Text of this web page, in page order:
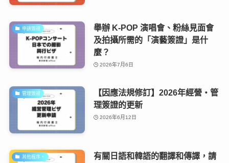
申請簽證
舉辦 K-POP 演唱會、粉絲見面會
及拍攝所需的「演藝簽證」是什
麼？
2026年7月6日
管理簽證
【因應法規修訂】2026年經營・管
理簽證的更新
2026年6月12日
其他程序。
有關日語和韓語的翻譯和傳譯，請